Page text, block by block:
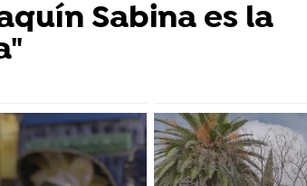
Sabina es la